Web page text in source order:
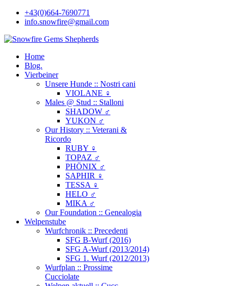
+43(0)664-7690771
info.snowfire@gmail.com
Home
Blog.
Vierbeiner
Unsere Hunde :: Nostri cani
VIOLANE ♀
Males @ Stud :: Stalloni
SHADOW ♂
YUKON ♂
Our History :: Veterani &
Ricordo
RUBY ♀
TOPAZ ♂
PHÖNIX ♂
SAPHIR ♀
TESSA ♀
HELO ♂
MIKA ♂
Our Foundation :: Genealogia
Welpenstube
Wurfchronik :: Precedenti
SFG B-Wurf (2016)
SFG A-Wurf (2013/2014)
SFG 1. Wurf (2012/2013)
Wurfplan :: Prossime
Cucciolate